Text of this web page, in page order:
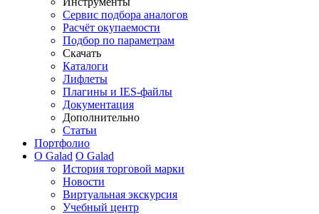
Сервис подбора аналогов
Расчёт окупаемости
Подбор по параметрам
Скачать
Каталоги
Лифлеты
Плагины и IES-файлы
Документация
Дополнительно
Статьи
Портфолио
О Galad О Galad
История торговой марки
Новости
Виртуальная экскурсия
Учебный центр